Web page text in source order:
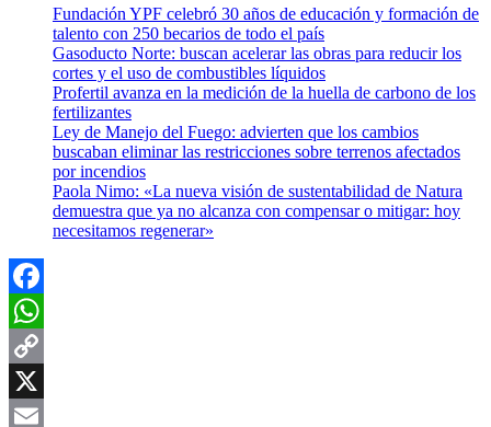
Fundación YPF celebró 30 años de educación y formación de
talento con 250 becarios de todo el país
Gasoducto Norte: buscan acelerar las obras para reducir los
cortes y el uso de combustibles líquidos
Profertil avanza en la medición de la huella de carbono de los
fertilizantes
Ley de Manejo del Fuego: advierten que los cambios
buscaban eliminar las restricciones sobre terrenos afectados
por incendios
Paola Nimo: «La nueva visión de sustentabilidad de Natura
demuestra que ya no alcanza con compensar o mitigar: hoy
necesitamos regenerar»
Facebook
WhatsApp
Copy
Link
X